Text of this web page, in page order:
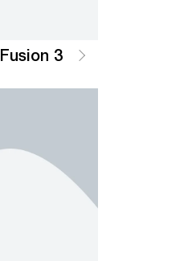
Fusion 3